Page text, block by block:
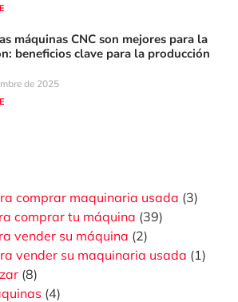
máquinas CNC son mejores para la
beneficios clave para la producción
de 2025
comprar maquinaria usada (3)
comprar tu máquina (39)
vender su máquina (2)
vender su maquinaria usada (1)
(8)
(4)